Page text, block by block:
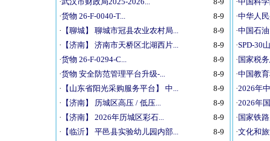
·货物 26-F-0040-T...
8-9
· 【聊城】 聊城市冠县农业农村局...
8-9
· 【济南】 济南市天桥区北湖西片...
8-9
·货物 26-F-0294-C...
8-9
·货物 安全防范管理平台升级-...
8-9
· 【山东省阳光采购服务平台】 中...
8-9
· 【济南】 历城区高压 / 低压...
8-9
· 【济南】 2026年历城区彩石...
8-9
· 【临沂】 平邑县实验幼儿园内部...
8-9
·中华人
·中国石
·SPD-30
· 国家税
·中国教
·2026年
·2026年
· 国家铁
·文化和